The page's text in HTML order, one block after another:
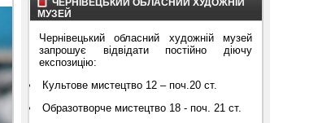
МУЗЕЙ
Чернівецький обласний художній музей
запрошує відвідати постійно діючу
експозицію:
Культове мистецтво 12 – поч.20 ст.
Образотворче мистецтво 18 - поч. 21 ст.